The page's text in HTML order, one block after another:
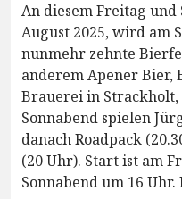
An diesem Freitag und
August 2025, wird am
nunmehr zehnte
anderem Apener Bier,
Brauerei in
Sonnabend spielen
danach Roadpack
(20 Uhr). Start ist am
Sonnabend um 16